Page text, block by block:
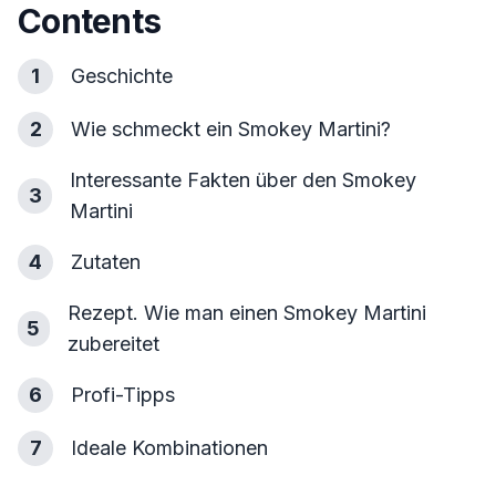
Contents
1 Geschichte
2 Wie schmeckt ein Smokey Martini?
3
Interessante Fakten über den Smokey
Martini
4 Zutaten
5
Rezept. Wie man einen Smokey Martini
zubereitet
6 Profi-Tipps
7 Ideale Kombinationen